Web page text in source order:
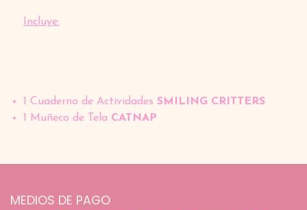
Incluye:
1 Cuaderno de Actividades SMILING CRITTERS
1 Muñeco de Tela CATNAP
MEDIOS DE PAGO